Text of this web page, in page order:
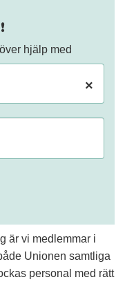
hjälp med
×
är vi medlemmar i
Unionen samtliga
personal med rätt